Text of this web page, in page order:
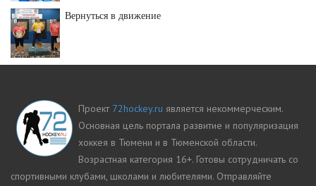
Вернуться в движение
Проект 72hockey.ru является некоммерческим.
Основная цель портала развитие и популяризация
хоккея в Тюмени и в Тюменской области.
Возрастная категория 16+. Готовы сотрудничать со
спортивными клубами, школами и любителями. Отправляйте